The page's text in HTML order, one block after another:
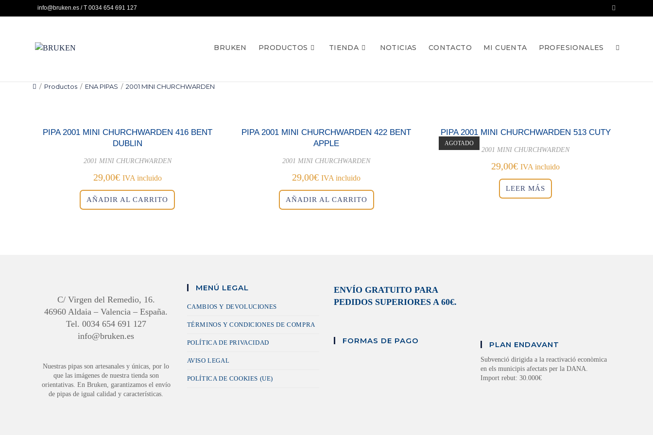
al
info@bruken.es / T 0034 654 691 127
BRUKEN PRODUCTOS TIENDA NOTICIAS CONTACTO MI CUENTA PROFESIONALES
/ Productos / ENA PIPAS / 2001 MINI CHURCHWARDEN
PIPA 2001 MINI CHURCHWARDEN 416 BENT
DUBLIN
2001 MINI CHURCHWARDEN
29,00€ IVA incluido
AÑADIR AL CARRITO
PIPA 2001 MINI CHURCHWARDEN 422 BENT
APPLE
2001 MINI CHURCHWARDEN
29,00€ IVA incluido
AÑADIR AL CARRITO
AGOTADO
PIPA 2001 MINI CHURCHWARDEN 513 CUTY
2001 MINI CHURCHWARDEN
29,00€ IVA incluido
LEER MÁS
C/ Virgen del Remedio, 16.
46960 Aldaia – Valencia – España.
Tel. 0034 654 691 127
info@bruken.es
Nuestras pipas son artesanales y únicas, por lo
que las imágenes de nuestra tienda son
orientativas. En Bruken, garantizamos el envío
de pipas de igual calidad y características.
MENÚ LEGAL
CAMBIOS Y DEVOLUCIONES
TÉRMINOS Y CONDICIONES DE COMPRA
POLÍTICA DE PRIVACIDAD
AVISO LEGAL
POLÍTICA DE COOKIES (UE)
ENVÍO GRATUITO PARA
PEDIDOS SUPERIORES A 60€.
FORMAS DE PAGO PLAN ENDAVANT
Subvenció dirigida a la reactivació econòmica
en els municipis afectats per la DANA.
Import rebut: 30.000€